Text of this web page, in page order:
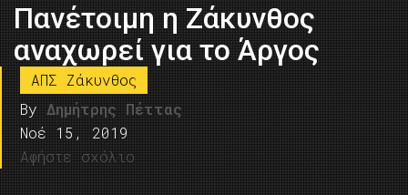
Πανέτοιμη η Ζάκυνθος
αναχωρεί για τo Άργος
ΑΠΣ Ζάκυνθος
By Δημήτρης Πέττας
Νοέ 15, 2019
Αφήστε σχόλιο